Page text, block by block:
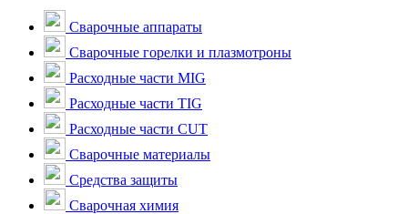
Сварочные аппараты
Cварочные горелки и плазмотроны
Расходные части MIG
Расходные части TIG
Расходные части CUT
Сварочные материалы
Средства защиты
Сварочная химия